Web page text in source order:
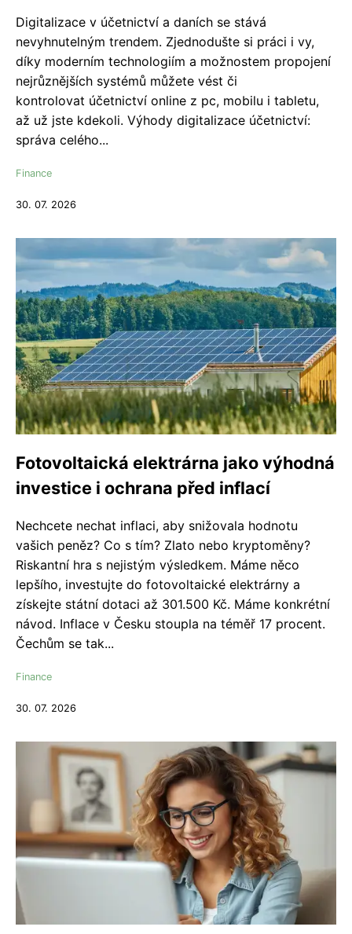
Digitalizace v účetnictví a daních se stává
nevyhnutelným trendem. Zjednodušte si práci i vy,
díky moderním technologiím a možnostem propojení
nejrůznějších systémů můžete vést či
kontrolovat účetnictví online z pc, mobilu i tabletu,
až už jste kdekoli. Výhody digitalizace účetnictví:
správa celého...
Finance
30. 07. 2026
Fotovoltaická elektrárna jako výhodná
investice i ochrana před inflací
Nechcete nechat inflaci, aby snižovala hodnotu
vašich peněz? Co s tím? Zlato nebo kryptoměny?
Riskantní hra s nejistým výsledkem. Máme něco
lepšího, investujte do fotovoltaické elektrárny a
získejte státní dotaci až 301.500 Kč. Máme konkrétní
návod. Inflace v Česku stoupla na téměř 17 procent.
Čechům se tak...
Finance
30. 07. 2026